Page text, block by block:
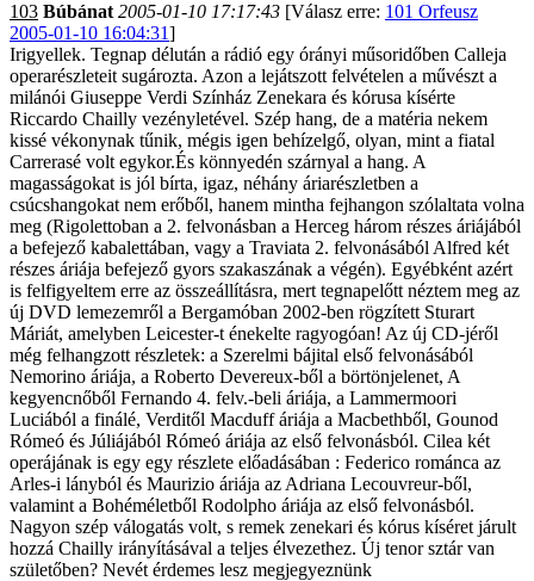
103 Búbánat 2005-01-10 17:17:43 [Válasz erre: 101 Orfeusz
2005-01-10 16:04:31]
Irigyellek. Tegnap délután a rádió egy órányi műsoridőben Calleja
operarészleteit sugározta. Azon a lejátszott felvételen a művészt a
milánói Giuseppe Verdi Színház Zenekara és kórusa kísérte
Riccardo Chailly vezényletével. Szép hang, de a matéria nekem
kissé vékonynak tűnik, mégis igen behízelgő, olyan, mint a fiatal
Carrerasé volt egykor.És könnyedén szárnyal a hang. A
magasságokat is jól bírta, igaz, néhány áriarészletben a
csúcshangokat nem erőből, hanem mintha fejhangon szólaltata volna
meg (Rigolettoban a 2. felvonásban a Herceg három részes áriájából
a befejező kabalettában, vagy a Traviata 2. felvonásából Alfred két
részes áriája befejező gyors szakaszának a végén). Egyébként azért
is felfigyeltem erre az összeállításra, mert tegnapelőtt néztem meg az
új DVD lemezemről a Bergamóban 2002-ben rögzített Sturart
Máriát, amelyben Leicester-t énekelte ragyogóan! Az új CD-jéről
még felhangzott részletek: a Szerelmi bájital első felvonásából
Nemorino áriája, a Roberto Devereux-ből a börtönjelenet, A
kegyencnőből Fernando 4. felv.-beli áriája, a Lammermoori
Luciából a finálé, Verditől Macduff áriája a Macbethből, Gounod
Rómeó és Júliájából Rómeó áriája az első felvonásból. Cilea két
operájának is egy egy részlete előadásában : Federico románca az
Arles-i lányból és Maurizio áriája az Adriana Lecouvreur-ből,
valamint a Bohéméletből Rodolpho áriája az első felvonásból.
Nagyon szép válogatás volt, s remek zenekari és kórus kíséret járult
hozzá Chailly irányításával a teljes élvezethez. Új tenor sztár van
születőben? Nevét érdemes lesz megjegyeznünk